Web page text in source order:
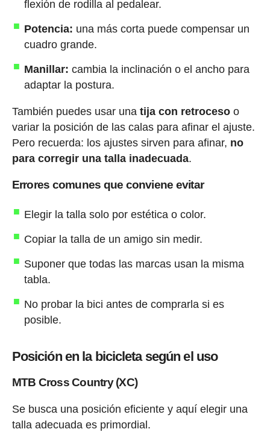
flexión de rodilla al pedalear.
Potencia: una más corta puede compensar un
cuadro grande.
Manillar: cambia la inclinación o el ancho para
adaptar la postura.
También puedes usar una tija con retrocesoo
variar la posición de las calas para afinar el ajuste.
Pero recuerda: los ajustes sirven para afinar, no
para corregir una talla inadecuada.
Errores comunes que conviene evitar
Elegir la talla solo por estética o color.
Copiar la talla de un amigo sin medir.
Suponer que todas las marcas usan la misma
tabla.
No probar la bici antes de comprarla si es
posible.
Posición en la bicicleta según el uso
MTB Cross Country (XC)
Se busca una posición eficiente y aquí elegir una
talla adecuada es primordial.